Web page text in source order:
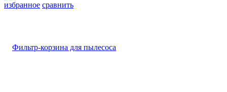
избранное сравнить